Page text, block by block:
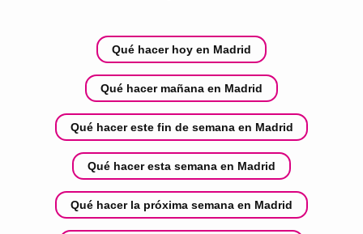
Qué hacer hoy en Madrid
Qué hacer mañana en Madrid
Qué hacer este fin de semana en Madrid
Qué hacer esta semana en Madrid
Qué hacer la próxima semana en Madrid